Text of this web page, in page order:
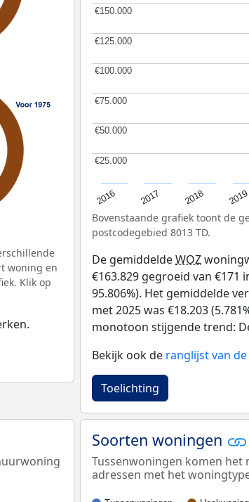
woning en
Klik op
2016 2017 2018 2019
€25.000
€25.000
€50.000
€50.000
€75.000
€75.000
€100.000
€100.000
€125.000
€125.000
€150.000
€150.000
Bovenstaande grafiek toont de
postcodegebied 8013 TD.
De gemiddeldeWOZ
€163.829 gegroeid van €171
95.806%). Het gemiddelde
met 2025 was €18.203
monotoon stijgende trend:
Bekijk ook de ranglijst van
Toelichting
Soorten woningen
Tussenwoningen komen het
adressen met het